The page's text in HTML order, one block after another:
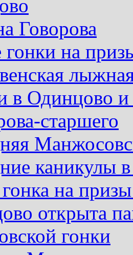
Говорова
на
в Одинцово
старшего
каникулы
на
открыта
гонки